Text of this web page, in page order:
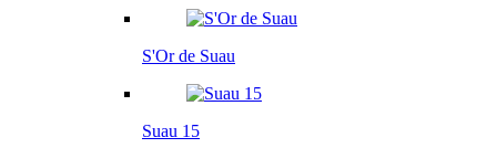
S'Or de Suau
Suau 15